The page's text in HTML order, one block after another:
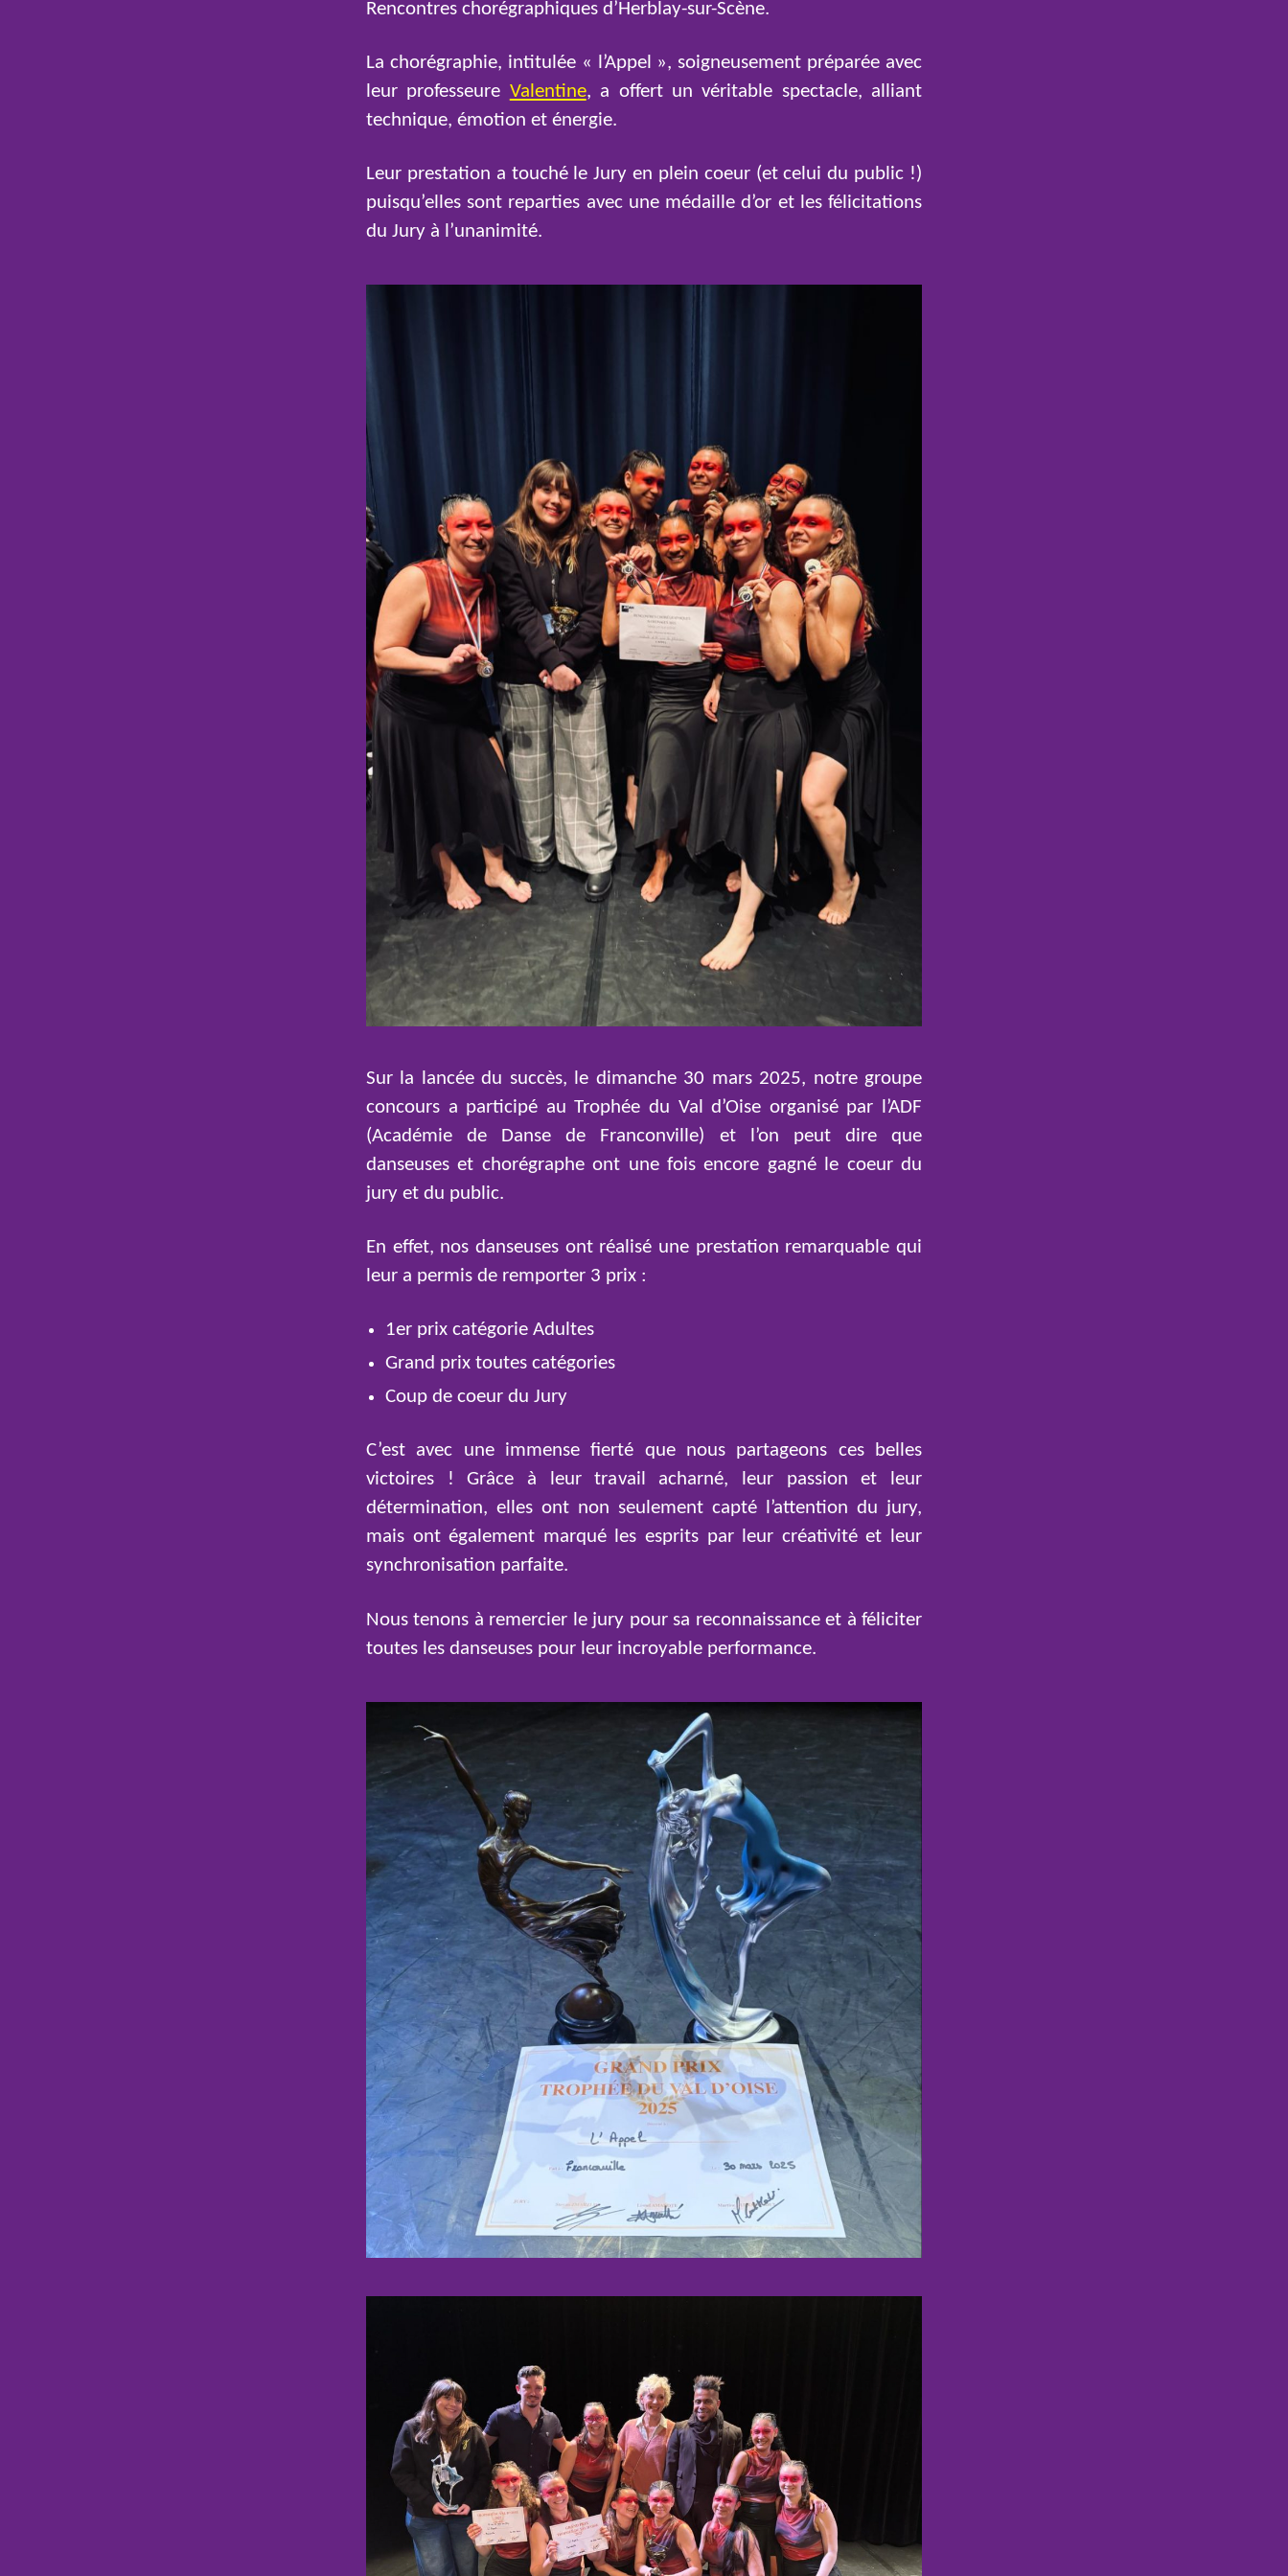
Rencontres chorégraphiques d’Herblay-sur-Scène.
La chorégraphie, intitulée « l’Appel », soigneusement préparée avec
leur professeure Valentine, a offert un véritable spectacle, alliant
technique, émotion et énergie.
Leur prestation a touché le Jury en plein coeur (et celui du public !)
puisqu’elles sont reparties avec une médaille d’or et les félicitations
du Jury à l’unanimité.
Sur la lancée du succès, le dimanche 30 mars 2025, notre groupe
concours a participé au Trophée du Val d’Oise organisé par l’ADF
(Académie de Danse de Franconville) et l’on peut dire que
danseuses et chorégraphe ont une fois encore gagné le coeur du
jury et du public.
En effet, nos danseuses ont réalisé une prestation remarquable qui
leur a permis de remporter 3 prix :
1er prix catégorie Adultes
Grand prix toutes catégories
Coup de coeur du Jury
C’est avec une immense fierté que nous partageons ces belles
victoires ! Grâce à leur travail acharné, leur passion et leur
détermination, elles ont non seulement capté l’attention du jury,
mais ont également marqué les esprits par leur créativité et leur
synchronisation parfaite.
Nous tenons à remercier le jury pour sa reconnaissance et à féliciter
toutes les danseuses pour leur incroyable performance.